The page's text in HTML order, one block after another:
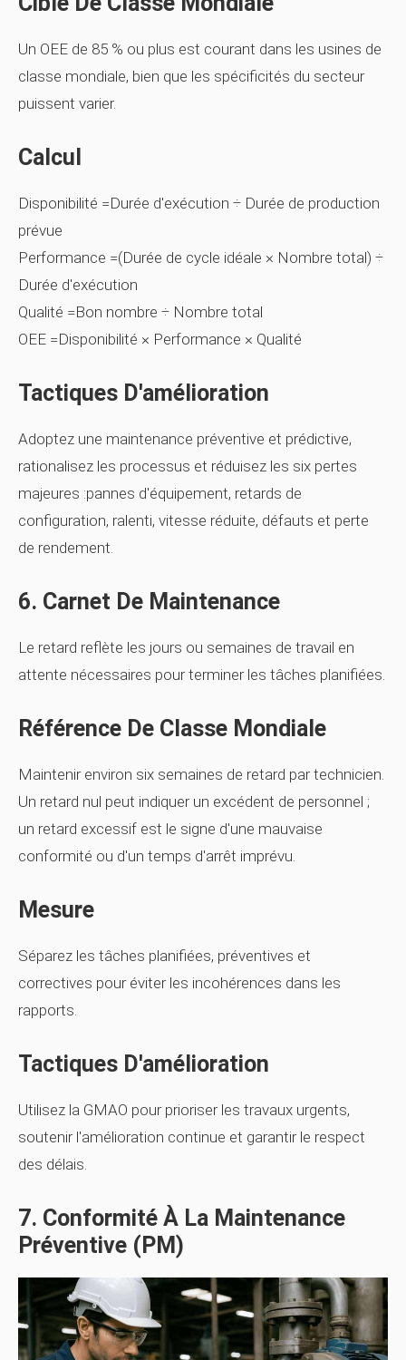
Un OEE de 85 % ou plus est courant dans les usines de
classe mondiale, bien que les spécificités du secteur
puissent varier.
Calcul
Disponibilité =Durée d'exécution ÷ Durée de production
prévue
Performance =(Durée de cycle idéale × Nombre total) ÷
Durée d'exécution
Qualité =Bon nombre ÷ Nombre total
OEE =Disponibilité × Performance × Qualité
Tactiques D'amélioration
Adoptez une maintenance préventive et prédictive,
rationalisez les processus et réduisez les six pertes
majeures :pannes d'équipement, retards de
configuration, ralenti, vitesse réduite, défauts et perte
de rendement.
6. Carnet De Maintenance
Le retard reflète les jours ou semaines de travail en
attente nécessaires pour terminer les tâches planifiées.
Référence De Classe Mondiale
Maintenir environ six semaines de retard par technicien.
Un retard nul peut indiquer un excédent de personnel ;
un retard excessif est le signe d'une mauvaise
conformité ou d'un temps d'arrêt imprévu.
Mesure
Séparez les tâches planifiées, préventives et
correctives pour éviter les incohérences dans les
rapports.
Tactiques D'amélioration
Utilisez la GMAO pour prioriser les travaux urgents,
soutenir l'amélioration continue et garantir le respect
des délais.
7. Conformité À La Maintenance
Préventive (PM)